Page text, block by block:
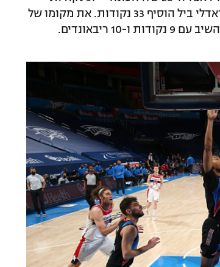
(ב-61 אחוז מהשדה!), 11 אסיסטים ו-11 כדורים חוזרים. בראדלי ביל הוסיף 33 נקודות. את מקומו של